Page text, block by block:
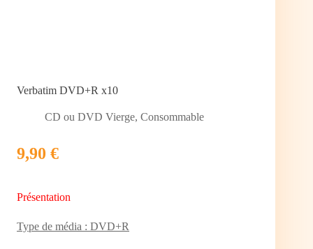
Verbatim DVD+R x10
CD ou DVD Vierge, Consommable
9,90 €
Présentation
Type de média : DVD+R